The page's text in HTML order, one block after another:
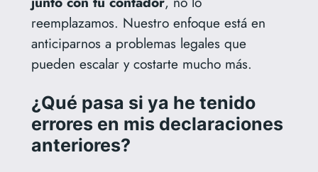
reemplazamos. Nuestro enfoque está en
anticiparnos a problemas legales que
pueden escalar y costarte mucho más.
¿Qué pasa si ya he tenido
errores en mis declaraciones
anteriores?